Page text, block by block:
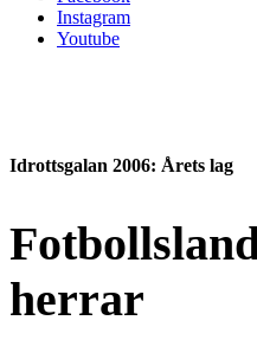
Instagram
Youtube
Idrottsgalan 2006: Årets lag
herrar